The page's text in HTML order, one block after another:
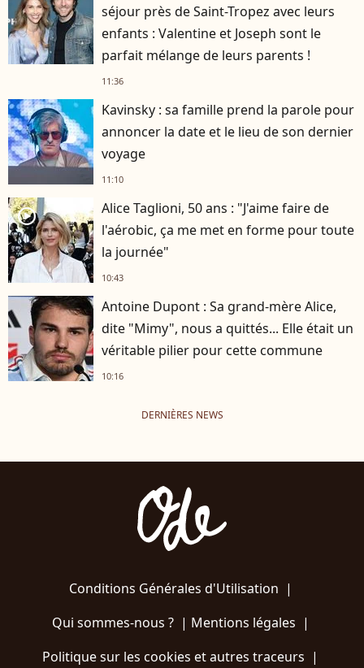
séjour près de Saint-Tropez avec leurs
enfants : Valentine et Joseph sont le
parfait mélange de leurs parents !
11:36
Kavinsky : sa famille prend la parole pour
annoncer la date et le lieu de son dernier
voyage
11:10
player2
Alice Taglioni, 50 ans : "J'aime faire de
l'aérobic, ça me met en forme pour toute
la journée"
10:43
Antoine Dupont : Sa grand-mère Alice,
dite "Mimy", nous a quittés... Elle était un
véritable pilier pour cette commune
10:16
DERNIÈRES NEWS
Conditions Générales d'Utilisation |
Qui sommes-nous ?| Mentions légales |
Politique sur les cookies et autres traceurs |